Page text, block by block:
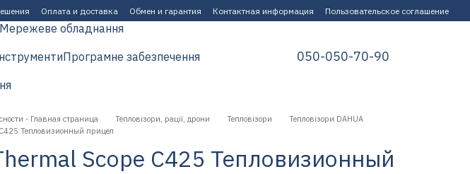
Оплата и доставка Обмен и гарантия Контактная информация Пользовательское соглашение
Мережеве обладнання
Програмне забезпечення
050-050-70-90
- Главная страница Тепловізори, рації, дрони Тепловізори
Тепловізори DAHUA
Тепловизионный прицел
Scope C425 Тепловизионный